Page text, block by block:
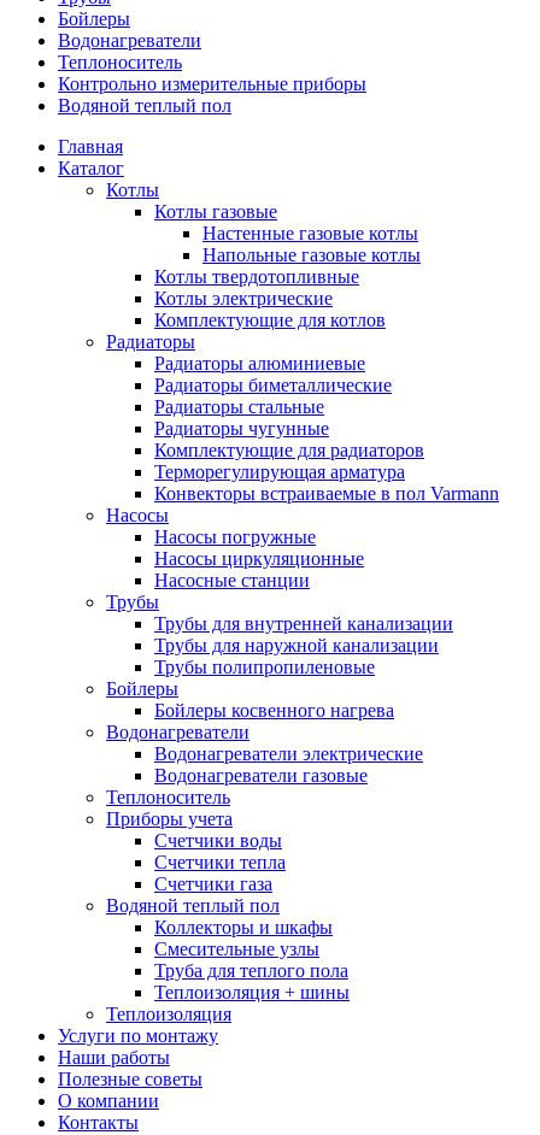
Бойлеры
Водонагреватели
Теплоноситель
Контрольно измерительные приборы
Водяной теплый пол
Главная
Каталог
Котлы
Котлы газовые
Настенные газовые котлы
Напольные газовые котлы
Котлы твердотопливные
Котлы электрические
Комплектующие для котлов
Радиаторы
Радиаторы алюминиевые
Радиаторы биметаллические
Радиаторы стальные
Радиаторы чугунные
Комплектующие для радиаторов
Терморегулирующая арматура
Конвекторы встраиваемые в пол Varmann
Насосы
Насосы погружные
Насосы циркуляционные
Насосные станции
Трубы
Трубы для внутренней канализации
Трубы для наружной канализации
Трубы полипропиленовые
Бойлеры
Бойлеры косвенного нагрева
Водонагреватели
Водонагреватели электрические
Водонагреватели газовые
Теплоноситель
Приборы учета
Счетчики воды
Счетчики тепла
Счетчики газа
Водяной теплый пол
Коллекторы и шкафы
Смесительные узлы
Труба для теплого пола
Теплоизоляция + шины
Теплоизоляция
Услуги по монтажу
Наши работы
Полезные советы
О компании
Контакты